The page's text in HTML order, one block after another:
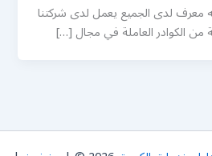
معرف لدى الجميع يعمل لدى شركتنا
من الكوادر العاملة في مجال […]